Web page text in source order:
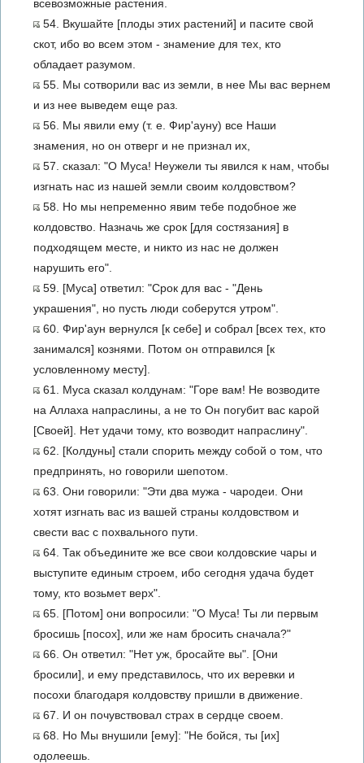
всевозможные растения.
54. Вкушайте [плоды этих растений] и пасите свой
скот, ибо во всем этом - знамение для тех, кто
обладает разумом.
55. Мы сотворили вас из земли, в нее Мы вас вернем
и из нее выведем еще раз.
56. Мы явили ему (т. е. Фир'ауну) все Наши
знамения, но он отверг и не признал их,
57. сказал: "О Муса! Неужели ты явился к нам, чтобы
изгнать нас из нашей земли своим колдовством?
58. Но мы непременно явим тебе подобное же
колдовство. Назначь же срок [для состязания] в
подходящем месте, и никто из нас не должен
нарушить его".
59. [Муса] ответил: "Срок для вас - "День
украшения", но пусть люди соберутся утром".
60. Фир'аун вернулся [к себе] и собрал [всех тех, кто
занимался] кознями. Потом он отправился [к
условленному месту].
61. Муса сказал колдунам: "Горе вам! Не возводите
на Аллаха напраслины, а не то Он погубит вас карой
[Своей]. Нет удачи тому, кто возводит напраслину".
62. [Колдуны] стали спорить между собой о том, что
предпринять, но говорили шепотом.
63. Они говорили: "Эти два мужа - чародеи. Они
хотят изгнать вас из вашей страны колдовством и
свести вас с похвального пути.
64. Так объедините же все свои колдовские чары и
выступите единым строем, ибо сегодня удача будет
тому, кто возьмет верх".
65. [Потом] они вопросили: "О Муса! Ты ли первым
бросишь [посох], или же нам бросить сначала?"
66. Он ответил: "Нет уж, бросайте вы". [Они
бросили], и ему представилось, что их веревки и
посохи благодаря колдовству пришли в движение.
67. И он почувствовал страх в сердце своем.
68. Но Мы внушили [ему]: "Не бойся, ты [их]
одолеешь.